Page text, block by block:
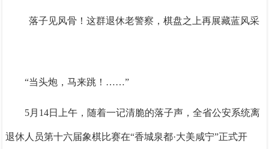
落子见风骨！这群退休老警察，棋盘之上再展藏蓝风采
“当头炮，马来跳！……”
5月14日上午，随着一记清脆的落子声，全省公安系统离
退休人员第十六届象棋比赛在“香城泉都·大美咸宁”正式开